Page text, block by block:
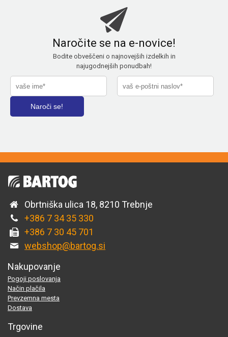
Naročite se na e-novice!
Bodite obveščeni o najnovejših izdelkih in
najugodnejših ponudbah!
Obrtniška ulica 18, 8210 Trebnje
+386 7 34 35 330
+386 7 30 45 701
webshop@bartog.si
Nakupovanje
Pogoji poslovanja
Način plačila
Prevzemna mesta
Dostava
Trgovine